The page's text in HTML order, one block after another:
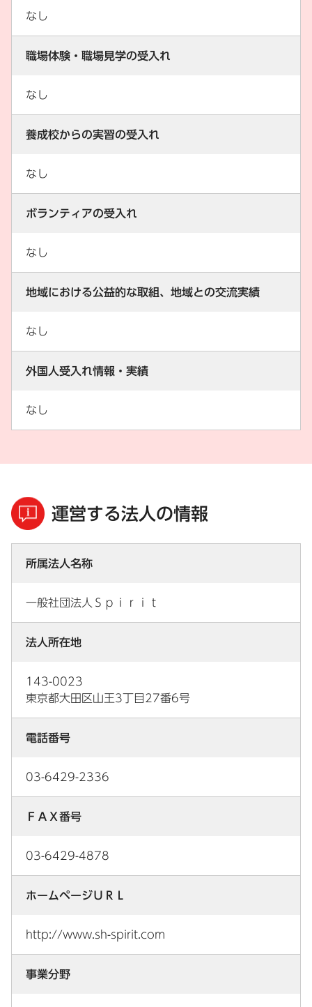
なし
職場体験・職場見学の受入れ
なし
養成校からの実習の受入れ
なし
ボランティアの受入れ
なし
地域における公益的な取組、地域との交流実績
なし
外国人受入れ情報・実績
なし
運営する法人の情報
所属法人名称
一般社団法人Ｓｐｉｒｉｔ
法人所在地
143-0023
東京都大田区山王3丁目27番6号
電話番号
03-6429-2336
ＦＡＸ番号
03-6429-4878
ホームページＵＲＬ
http://www.sh-spirit.com
事業分野